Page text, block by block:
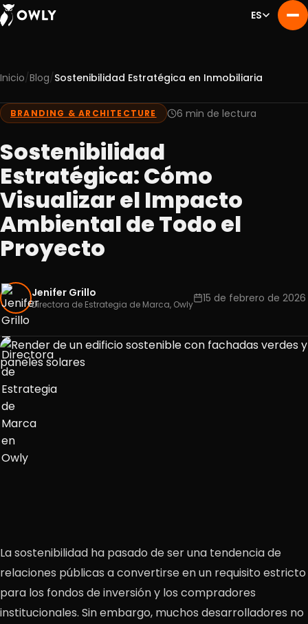
ES
Nosotros
02 Servicios
Portafolio
Experiencia
05 Blog
06 Contacto
Inicio/Blog/Sostenibilidad Estratégica en Inmobiliaria
BRANDING & ARCHITECTURE 6 min de lectura
Sostenibilidad
Estratégica: Cómo
Visualizar el Impacto
Ambiental de Todo el
Proyecto
Jenifer Grillo
Directora de Estrategia de Marca, Owly 15 de febrero de 2026
La sostenibilidad ha pasado de ser una tendencia de
relaciones públicas a convertirse en un requisito estricto
para los fondos de inversión y los compradores
institucionales. Sin embargo, muchos desarrolladores no